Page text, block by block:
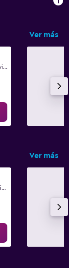
Ver más
Ver más